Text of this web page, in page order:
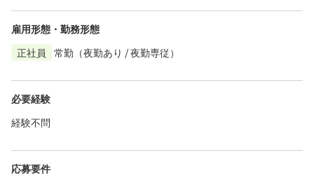
雇用形態・勤務形態
正社員
常勤（夜勤あり / 夜勤専従）
必要経験
経験不問
応募要件